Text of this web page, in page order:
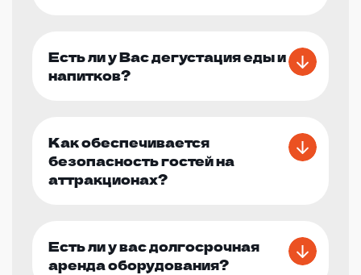
Есть ли у Вас дегустация еды и
напитков?
Как обеспечивается
безопасность гостей на
аттракционах?
Есть ли у вас долгосрочная
аренда оборудования?